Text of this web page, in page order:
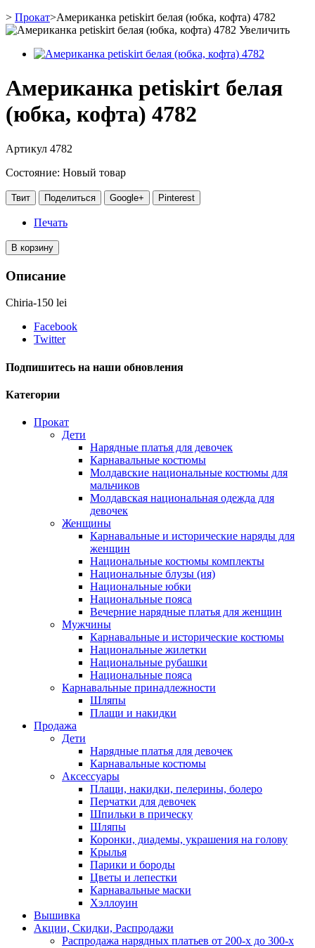
> Прокат>Американка petiskirt белая (юбка, кофта) 4782
Увеличить
Американка petiskirt белая
(юбка, кофта) 4782
Артикул 4782
Состояние: Новый товар
Твит Поделиться Google+ Pinterest
Печать
В корзину
Описание
Chiria-150 lei
Facebook
Twitter
Подпишитесь на наши обновления
Категории
Прокат
Дети
Нарядные платья для девочек
Карнавальные костюмы
Молдавские национальные костюмы для
мальчиков
Молдавская национальная одежда для
девочек
Женщины
Карнавальные и исторические наряды для
женщин
Национальные костюмы комплекты
Национальные блузы (ия)
Национальные юбки
Национальные пояса
Вечерние нарядные платья для женщин
Мужчины
Карнавальные и исторические костюмы
Национальные жилетки
Национальные рубашки
Национальные пояса
Карнавальные принадлежности
Шляпы
Плащи и накидки
Продажа
Дети
Нарядные платья для девочек
Карнавальные костюмы
Аксессуары
Плащи, накидки, пелерины, болеро
Перчатки для девочек
Шпильки в прическу
Шляпы
Коронки, диадемы, украшения на голову
Крылья
Парики и бороды
Цветы и лепестки
Карнавальные маски
Хэллоуин
Вышивка
Акции, Скидки, Распродажи
Распродажа нарядных платьев от 200-х до 300-х